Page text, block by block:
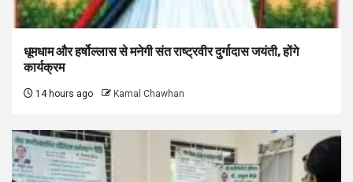
धूमधाम और हर्षोल्लास से मनेगी संत राष्ट्रवीर दुर्गादास जयंती, होंगे
कार्यक्रम
14 hours ago Kamal Chawhan